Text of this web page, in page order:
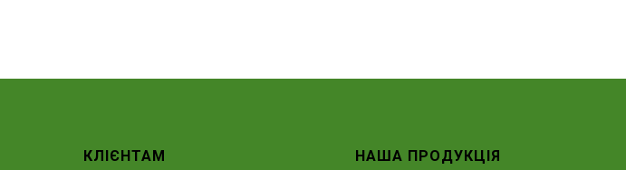
КЛІЄНТАМ
НАША ПРОДУКЦІЯ